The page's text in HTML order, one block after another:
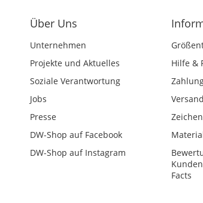
Über Uns
Unternehmen
Projekte und Aktuelles
Soziale Verantwortung
Jobs
Presse
DW-Shop auf Facebook
DW-Shop auf Instagram
Hilfe &
Versand
Kunden
Facts